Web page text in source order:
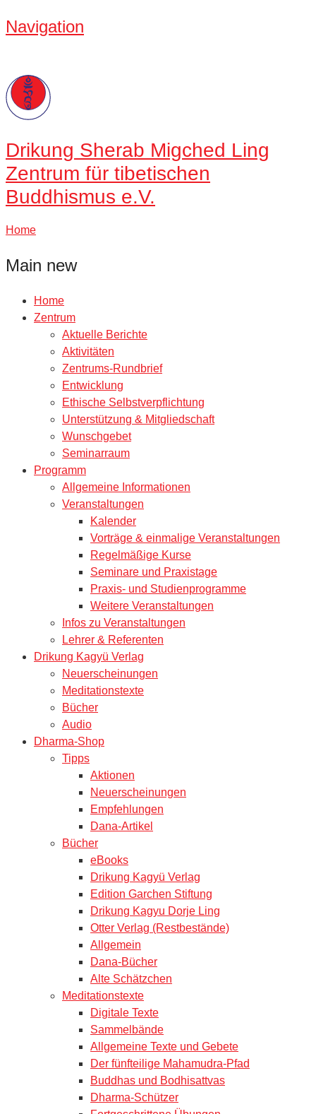
Navigation
Drikung Sherab Migched Ling
Zentrum für tibetischen
Buddhismus e.V.
Home
Main new
Home
Zentrum
Aktuelle Berichte
Aktivitäten
Zentrums-Rundbrief
Entwicklung
Ethische Selbstverpflichtung
Unterstützung & Mitgliedschaft
Wunschgebet
Seminarraum
Programm
Allgemeine Informationen
Veranstaltungen
Kalender
Vorträge & einmalige Veranstaltungen
Regelmäßige Kurse
Seminare und Praxistage
Praxis- und Studienprogramme
Weitere Veranstaltungen
Infos zu Veranstaltungen
Lehrer & Referenten
Drikung Kagyü Verlag
Neuerscheinungen
Meditationstexte
Bücher
Audio
Dharma-Shop
Tipps
Aktionen
Neuerscheinungen
Empfehlungen
Dana-Artikel
Bücher
eBooks
Drikung Kagyü Verlag
Edition Garchen Stiftung
Drikung Kagyu Dorje Ling
Otter Verlag (Restbestände)
Allgemein
Dana-Bücher
Alte Schätzchen
Meditationstexte
Digitale Texte
Sammelbände
Allgemeine Texte und Gebete
Der fünfteilige Mahamudra-Pfad
Buddhas und Bodhisattvas
Dharma-Schützer